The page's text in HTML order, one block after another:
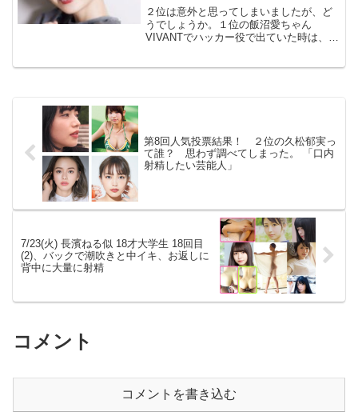
子」
２位は意外と思ってしまいましたが、ど
うでしょうか。１位の飯沼愛ちゃん
VIVANTでハッカー役で出ていた時は、大
第8回人気投票結果！ ２位の久松郁実っ
て誰？ 思わず調べてしまった。 「口内
射精したい芸能人」
7/23(火) 長濱ねる似 18才大学生 18回目
(2)、バックで潮吹きと中イキ、お返しに
背中に大量に射精
コメント
コメントを書き込む